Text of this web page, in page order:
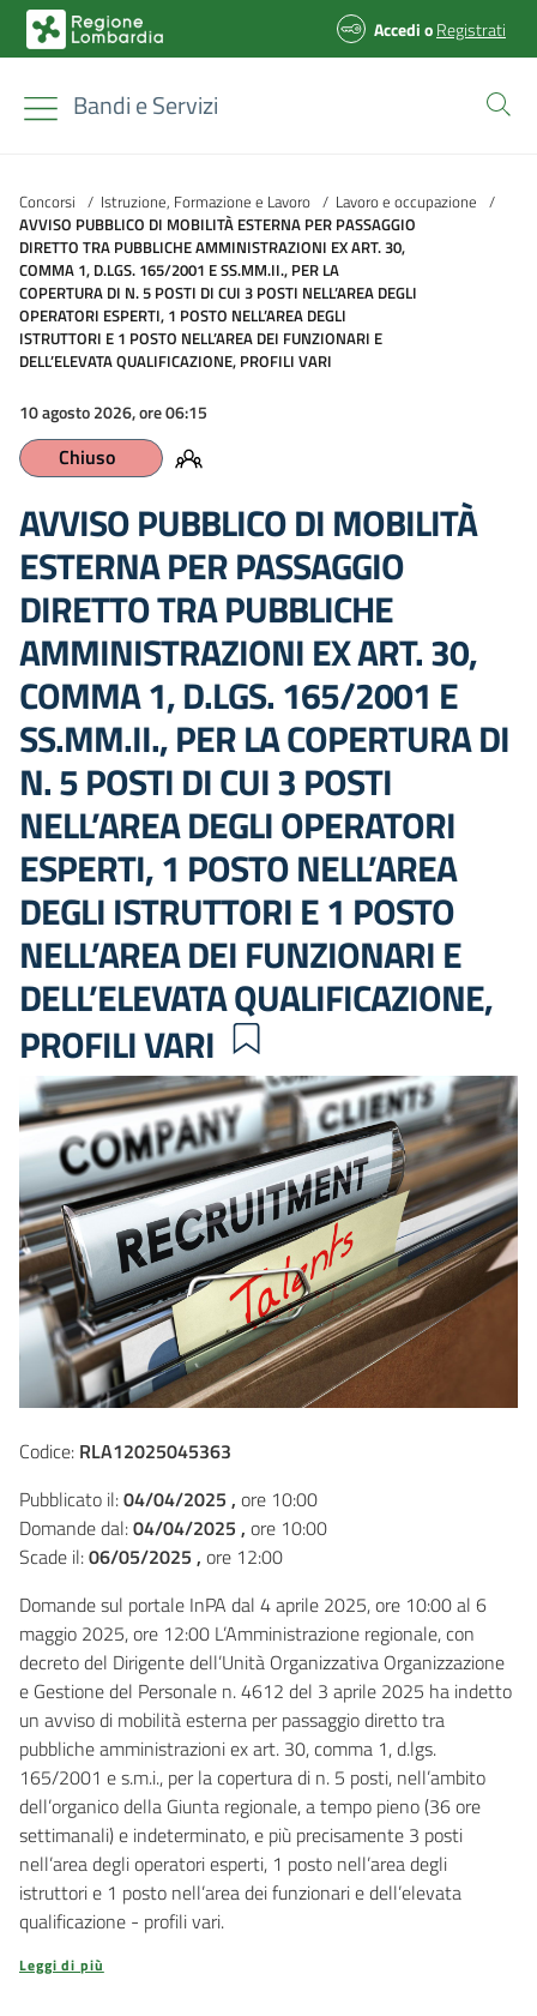
AccedioRegistrati
Bandi e Servizi
Concorsi / Istruzione, Formazione e Lavoro / Lavoro e occupazione /
AVVISO PUBBLICO DI MOBILITÀ ESTERNA PER PASSAGGIO
DIRETTO TRA PUBBLICHE AMMINISTRAZIONI EX ART. 30,
COMMA 1, D.LGS. 165/2001 E SS.MM.II., PER LA
COPERTURA DI N. 5 POSTI DI CUI 3 POSTI NELL’AREA DEGLI
OPERATORI ESPERTI, 1 POSTO NELL’AREA DEGLI
ISTRUTTORI E 1 POSTO NELL’AREA DEI FUNZIONARI E
DELL’ELEVATA QUALIFICAZIONE, PROFILI VARI
10 agosto 2026, ore 06:15
Chiuso
AVVISO PUBBLICO DI MOBILITÀ
ESTERNA PER PASSAGGIO
DIRETTO TRA PUBBLICHE
AMMINISTRAZIONI EX ART. 30,
COMMA 1, D.LGS. 165/2001 E
SS.MM.II., PER LA COPERTURA DI
N. 5 POSTI DI CUI 3 POSTI
NELL’AREA DEGLI OPERATORI
ESPERTI, 1 POSTO NELL’AREA
DEGLI ISTRUTTORI E 1 POSTO
NELL’AREA DEI FUNZIONARI E
DELL’ELEVATA QUALIFICAZIONE,
PROFILI VARI
Codice: RLA12025045363
Pubblicato il:04/04/2025 , ore 10:00
Domande dal:04/04/2025 , ore 10:00
Scade il:06/05/2025 , ore 12:00
Domande sul portale InPA dal 4 aprile 2025, ore 10:00 al 6
maggio 2025, ore 12:00 L’Amministrazione regionale, con
decreto del Dirigente dell’Unità Organizzativa Organizzazione
e Gestione del Personale n. 4612 del 3 aprile 2025 ha indetto
un avviso di mobilità esterna per passaggio diretto tra
pubbliche amministrazioni ex art. 30, comma 1, d.lgs.
165/2001 e s.m.i., per la copertura di n. 5 posti, nell’ambito
dell’organico della Giunta regionale, a tempo pieno (36 ore
settimanali) e indeterminato, e più precisamente 3 posti
nell’area degli operatori esperti, 1 posto nell’area degli
istruttori e 1 posto nell’area dei funzionari e dell’elevata
qualificazione - profili vari.
Leggi di più